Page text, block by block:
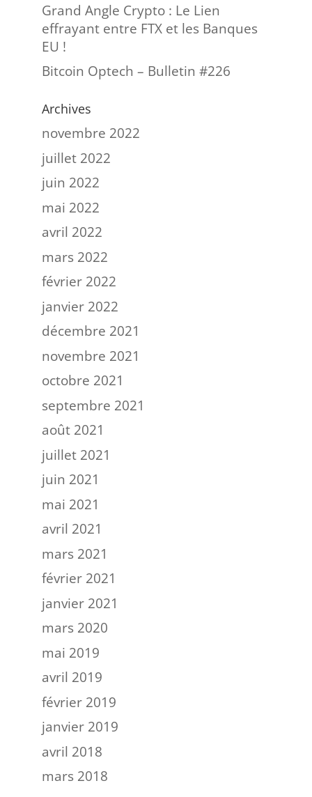
Grand Angle Crypto : Le Lien
effrayant entre FTX et les Banques
EU !
Bitcoin Optech – Bulletin #226
Archives
novembre 2022
juillet 2022
juin 2022
mai 2022
avril 2022
mars 2022
février 2022
janvier 2022
décembre 2021
novembre 2021
octobre 2021
septembre 2021
août 2021
juillet 2021
juin 2021
mai 2021
avril 2021
mars 2021
février 2021
janvier 2021
mars 2020
mai 2019
avril 2019
février 2019
janvier 2019
avril 2018
mars 2018